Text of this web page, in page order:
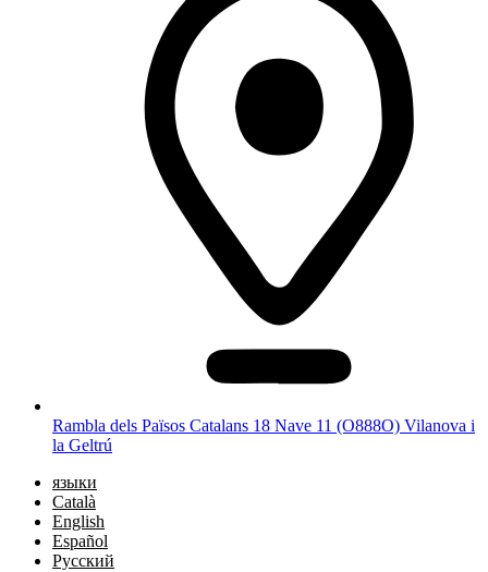
Rambla dels Països Catalans 18 Nave 11 (O888O) Vilanova i
la Geltrú
языки
Català
English
Español
Русский